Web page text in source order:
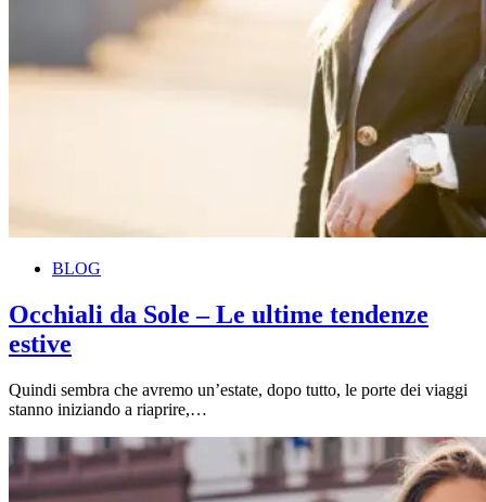
BLOG
Occhiali da Sole – Le ultime tendenze
estive
Quindi sembra che avremo un’estate, dopo tutto, le porte dei viaggi
stanno iniziando a riaprire,…